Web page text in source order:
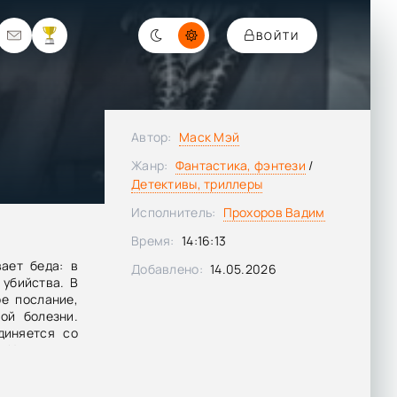
ВОЙТИ
беда: в
В
послание,
болезни.
со
Им нужно
как
Автор: Маск Мэй
Жанр: Фантастика, фэнтези /
Детективы, триллеры
Исполнитель: Прохоров Вадим
Время: 14:16:13
Добавлено: 14.05.2026